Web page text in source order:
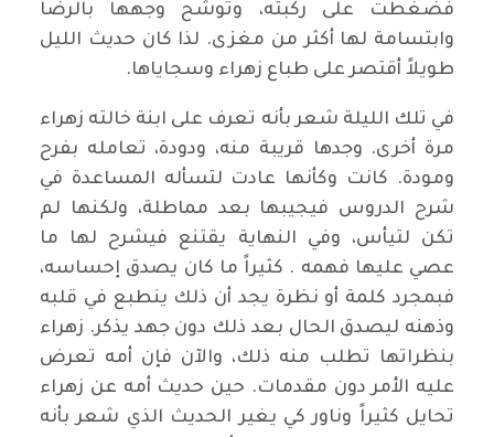
فضغطت على ركبته، وتوشح وجهها بالرضا
وابتسامة لها أكثر من مغزى. لذا كان حديث الليل
طويلاً أقتصر على طباع زهراء وسجاياها.
في تلك الليلة شعر بأنه تعرف على ابنة خالته زهراء
مرة أخرى. وجدها قريبة منه، ودودة، تعامله بفرح
ومودة. كانت وكأنها عادت لتسأله المساعدة في
شرح الدروس فيجيبها بعد مماطلة، ولكنها لم
تكن لتيأس، وفي النهاية يقتنع فيشرح لها ما
عصي عليها فهمه . كثيراً ما كان يصدق إحساسه،
فبمجرد كلمة أو نظرة يجد أن ذلك ينطبع في قلبه
وذهنه ليصدق الحال بعد ذلك دون جهد يذكر. زهراء
بنظراتها تطلب منه ذلك، والآن فإن أمه تعرض
عليه الأمر دون مقدمات. حين حديث أمه عن زهراء
تحايل كثيراً وناور كي يغير الحديث الذي شعر بأنه